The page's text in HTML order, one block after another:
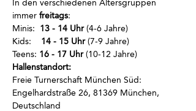
In den verschiedenen Altersgruppen
immer freitags:
Minis: 13 - 14 Uhr (4-6 Jahre)
Kids: 14 - 15 Uhr (7-9 Jahre)
Teens: 16 - 17 Uhr (10-12 Jahre)
Hallenstandort:
Freie Turnerschaft München Süd:
Engelhardstraße 26, 81369 München,
Deutschland